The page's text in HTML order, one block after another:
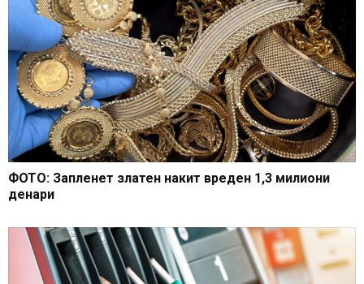
ФОТО: Запленет златен накит вреден 1,3 милиони
денари